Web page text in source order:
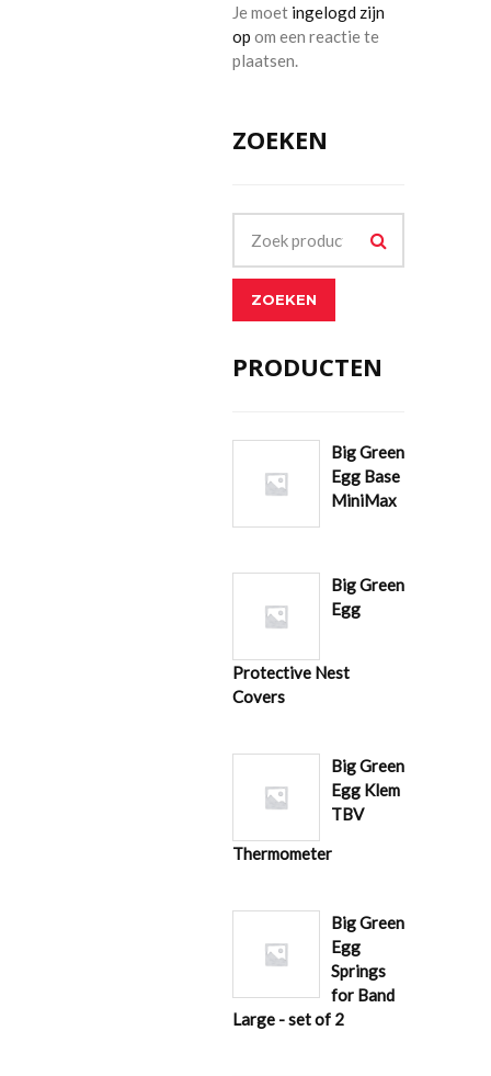
Je moet ingelogd zijn
op om een reactie te
plaatsen.
ZOEKEN
ZOEKEN
PRODUCTEN
Big Green
Egg Base
MiniMax
Big Green
Egg
Protective Nest
Covers
Big Green
Egg Klem
TBV
Thermometer
Big Green
Egg
Springs
for Band
Large - set of 2